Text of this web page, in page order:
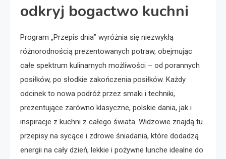
odkryj bogactwo kuchni
Program „Przepis dnia” wyróżnia się niezwykłą
różnorodnością prezentowanych potraw, obejmując
całe spektrum kulinarnych możliwości – od porannych
posiłków, po słodkie zakończenia posiłków. Każdy
odcinek to nowa podróż przez smaki i techniki,
prezentujące zarówno klasyczne, polskie dania, jak i
inspiracje z kuchni z całego świata. Widzowie znajdą tu
przepisy na sycące i zdrowe śniadania, które dodadzą
energii na cały dzień, lekkie i pożywne lunche idealne do